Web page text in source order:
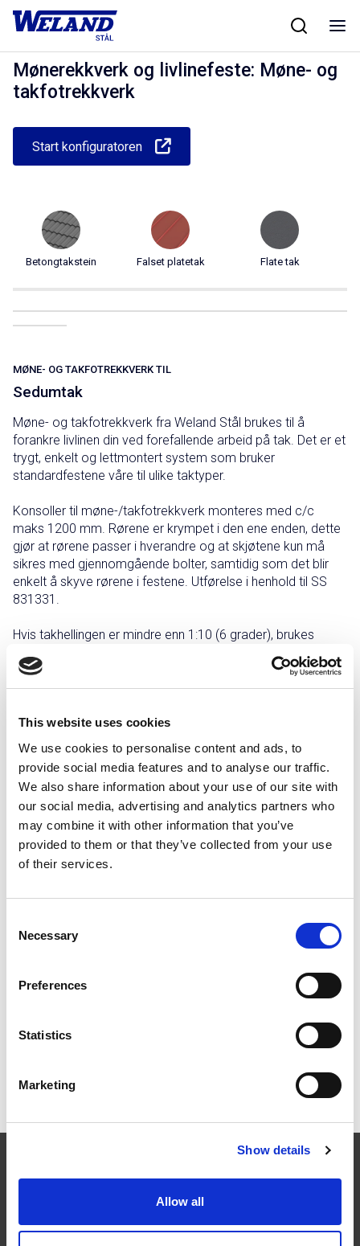
This website uses cookies
We use cookies to personalise content and ads, to
provide social media features and to analyse our traffic.
We also share information about your use of our site with
our social media, advertising and analytics partners who
may combine it with other information that you’ve
provided to them or that they’ve collected from your use
of their services.
Selection
Necessary
Preferences
Statistics
Marketing
Show details
Allow all
Skip
Hjem/Produkter/Taksikkerhet /Møne- og
takfotrekkverk
Mønerekkverk og livlinefeste: Møne- og
takfotrekkverk
Start konfiguratoren
Betongtakstein Falset platetak Flate tak
MØNE- OG TAKFOTREKKVERK TIL
Sedumtak
Møne- og takfotrekkverk fra Weland Stål brukes til å
forankre livlinen din ved forefallende arbeid på tak. Det er et
trygt, enkelt og lettmontert system som bruker
standardfestene våre til ulike taktyper.
Konsoller til møne-/takfotrekkverk monteres med c/c
maks 1200 mm. Rørene er krympet i den ene enden, dette
gjør at rørene passer i hverandre og at skjøtene kun må
sikres med gjennomgående bolter, samtidig som det blir
enkelt å skyve rørene i festene. Utførelse i henhold til SS
831331.
Hvis takhellingen er mindre enn 1:10 (6 grader), brukes
livlinekroken isteden. Som takfotrekkverk kan også
snøfanger i profilrist, gitterrist og 3-rørs brukes. Takbro kan
brukes i stedet for mønerekkverk. Du kan også
snøfangertillegg.
Grålakkert Rødlakkert Sink/magnesium Svartlakkert
Teglsteinsrød